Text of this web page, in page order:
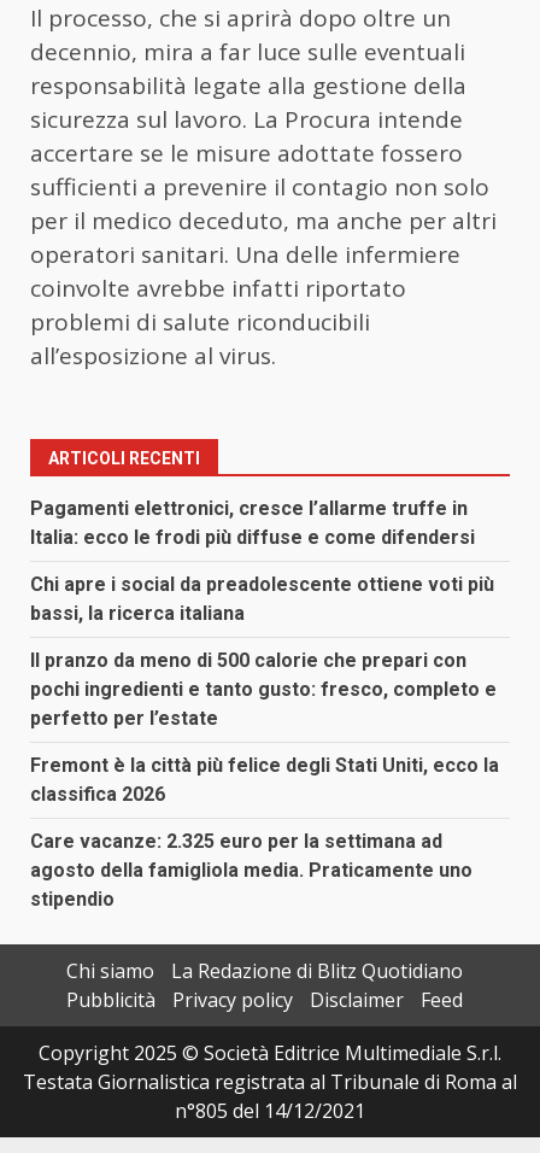
Il processo, che si aprirà dopo oltre un
decennio, mira a far luce sulle eventuali
responsabilità legate alla gestione della
sicurezza sul lavoro. La Procura intende
accertare se le misure adottate fossero
sufficienti a prevenire il contagio non solo
per il medico deceduto, ma anche per altri
operatori sanitari. Una delle infermiere
coinvolte avrebbe infatti riportato
problemi di salute riconducibili
all’esposizione al virus.
ARTICOLI RECENTI
Pagamenti elettronici, cresce l’allarme truffe in
Italia: ecco le frodi più diffuse e come difendersi
Chi apre i social da preadolescente ottiene voti più
bassi, la ricerca italiana
Il pranzo da meno di 500 calorie che prepari con
pochi ingredienti e tanto gusto: fresco, completo e
perfetto per l’estate
Fremont è la città più felice degli Stati Uniti, ecco la
classifica 2026
Care vacanze: 2.325 euro per la settimana ad
agosto della famigliola media. Praticamente uno
stipendio
Chi siamo
La Redazione di Blitz Quotidiano
Pubblicità
Privacy policy Disclaimer
Feed
Copyright 2025 © Società Editrice Multimediale S.r.l.
Testata Giornalistica registrata al Tribunale di Roma al
n°805 del 14/12/2021